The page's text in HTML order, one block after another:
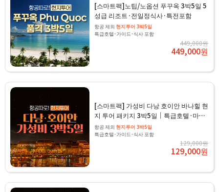
[스마트팩]노팁/노옵션 푸꾸옥 3박5일 5
성급 리조트·전일정식사·특전포함
항공 제외현지투어 3박5일
특급호텔·가이드·식사 포함
449,000원
449,000원
[스마트팩] 가성비 다낭 호이안 바나힐 현
지 투어 패키지 3박5일｜특급호텔·마사
지·야경투어 포함
항공 제외현지투어 3박5일
특급호텔·가이드·식사 포함
129,000원
129,000원